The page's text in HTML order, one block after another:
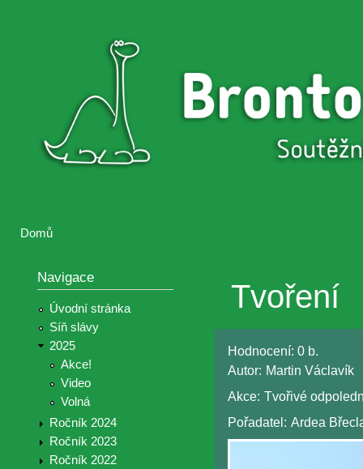
Brontosaurus
Brontosaurus
Domů
Navigace
Úvodní stránka
Síň slávy
2025
Akce!
Video
Volná
Ročník 2024
Ročník 2023
Ročník 2022
Tvoření
Hodnocení: 0 b.
Autor: Martin Václavík
Akce: Tvořivé
Pořadatel: Ardea